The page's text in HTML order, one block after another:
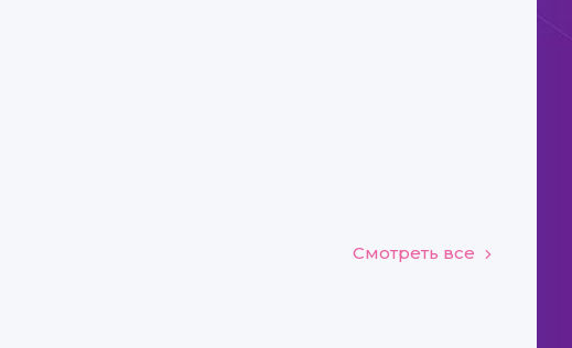
Смотреть все